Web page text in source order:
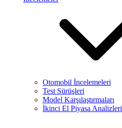
Otomobil İncelemeleri
Test Sürüşleri
Model Karşılaştırmaları
İkinci El Piyasa Analizleri